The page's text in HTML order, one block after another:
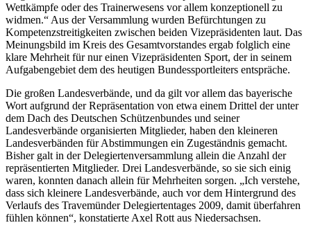
Wettkämpfe oder des Trainerwesens vor allem konzeptionell zu
widmen.“ Aus der Versammlung wurden Befürchtungen zu
Kompetenzstreitigkeiten zwischen beiden Vizepräsidenten laut. Das
Meinungsbild im Kreis des Gesamtvorstandes ergab folglich eine
klare Mehrheit für nur einen Vizepräsidenten Sport, der in seinem
Aufgabengebiet dem des heutigen Bundessportleiters entspräche.
Die großen Landesverbände, und da gilt vor allem das bayerische
Wort aufgrund der Repräsentation von etwa einem Drittel der unter
dem Dach des Deutschen Schützenbundes und seiner
Landesverbände organisierten Mitglieder, haben den kleineren
Landesverbänden für Abstimmungen ein Zugeständnis gemacht.
Bisher galt in der Delegiertenversammlung allein die Anzahl der
repräsentierten Mitglieder. Drei Landesverbände, so sie sich einig
waren, konnten danach allein für Mehrheiten sorgen. „Ich verstehe,
dass sich kleinere Landesverbände, auch vor dem Hintergrund des
Verlaufs des Travemünder Delegiertentages 2009, damit überfahren
fühlen können“, konstatierte Axel Rott aus Niedersachsen.